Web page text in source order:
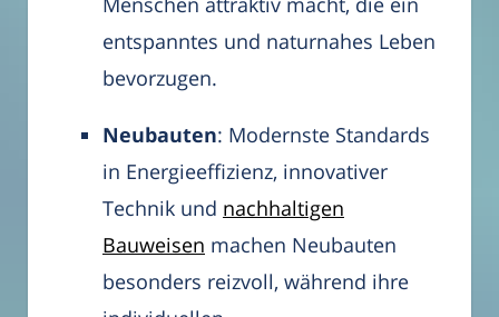
entspanntes und naturnahes Leben
bevorzugen.
Neubauten: Modernste Standards
in Energieeffizienz, innovativer
Technik und nachhaltigen
Bauweisen machen Neubauten
besonders reizvoll, während ihre